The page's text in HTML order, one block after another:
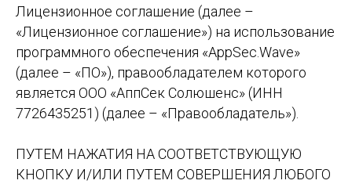
Лицензионное соглашение (далее –
«Лицензионное соглашение») на использование
программного обеспечения «AppSec.Wave»
(далее – «ПО»), правообладателем которого
является ООО «АппСек Солюшенс» (ИНН
7726435251) (далее – «Правообладатель»).
ПУТЕМ НАЖАТИЯ НА СООТВЕТСТВУЮЩУЮ
КНОПКУ И/ИЛИ ПУТЕМ СОВЕРШЕНИЯ ЛЮБОГО